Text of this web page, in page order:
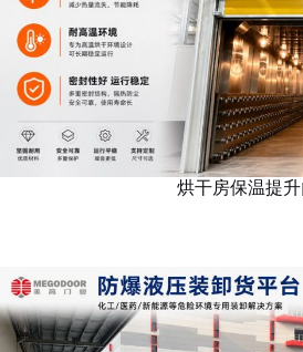
烘干房保温提升